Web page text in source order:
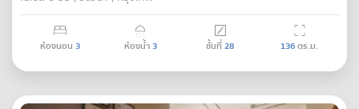
ห้องนอน 3 ห้องน้ำ3 ชั้นที่28 136ตร.ม.